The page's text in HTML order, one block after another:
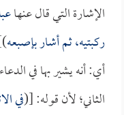
الإشارة التي قال عنها
ركبتيه، ثم أشار بإصبعه
أي: أنه يشير بها في
الثاني؛ لأن قوله: [(في